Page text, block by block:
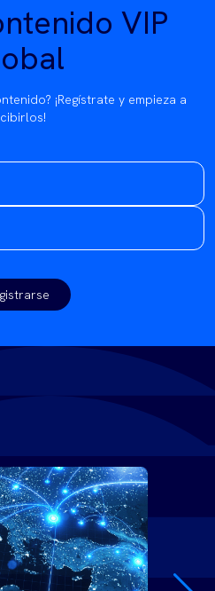
VIP
¡Regístrate y empieza a